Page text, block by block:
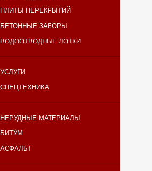
ПЛИТЫ ПЕРЕКРЫТИЙ
БЕТОННЫЕ ЗАБОРЫ
ВОДООТВОДНЫЕ ЛОТКИ
УСЛУГИ
СПЕЦТЕХНИКА
НЕРУДНЫЕ МАТЕРИАЛЫ
БИТУМ
АСФАЛЬТ